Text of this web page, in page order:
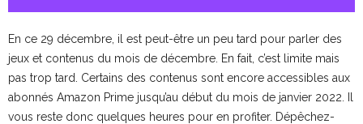
En ce 29 décembre, il est peut-être un peu tard pour parler des
jeux et contenus du mois de décembre. En fait, c’est limite mais
pas trop tard. Certains des contenus sont encore accessibles aux
abonnés Amazon Prime jusqu’au début du mois de janvier 2022. Il
vous reste donc quelques heures pour en profiter. Dépêchez-